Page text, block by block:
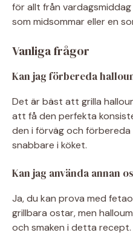
för allt från
som midsommar eller en
Vanliga frågor
Kan jag förbereda
Det är bäst att grilla
att få den perfekta
den i förväg och
snabbare i köket.
Kan jag använda annan
Ja, du kan prova med
grillbara ostar, men
och smaken i detta recept.